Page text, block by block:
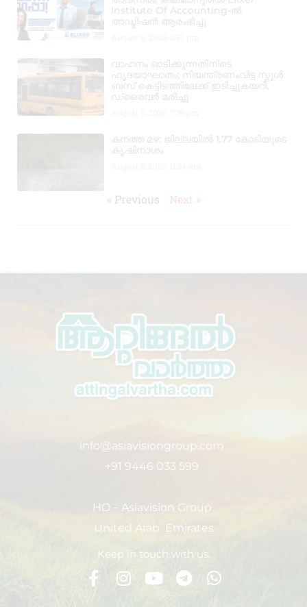
Institute Of Accounting-ൽ
അഡ്മിഷൻ ആരംഭിച്ചു
വാഹനം ഓടിക്കുന്നതിനിടെ
ഹൃദയാഘാതം; നിയന്ത്രണംവിട്ട സ്കൂൾ
ബസ് കെട്ടിടത്തിലേക്ക് ഇടിച്ചുകയറി,
ഡ്രൈവർ മരിച്ചു
കനത്ത മഴ: ജില്ലയിൽ 1.77 കോടിയുടെ
കൃഷിനാശം
« Previous Next »
info@asiavisiongroup.com
+91 9446 033 599
HO – Asiavision Group
United Arab Emirates
Keep in touch with us.